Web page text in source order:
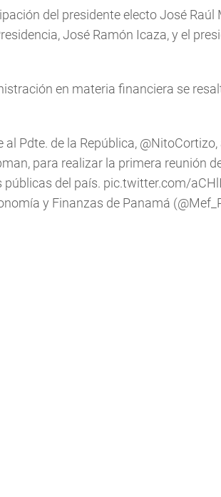
del presidente electo José Raúl
José Ramón Icaza, y el
en materia financiera se
Pdte. de la República, @NitoCortizo,
para realizar la primera reunión
públicas del país. pic.twitter.com/
y Finanzas de Panamá